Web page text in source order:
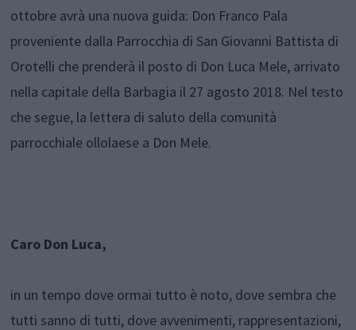
ottobre avrà una nuova guida: Don Franco Pala
proveniente dalla Parrocchia di San Giovanni Battista di
Orotelli che prenderà il posto di Don Luca Mele, arrivato
nella capitale della Barbagia il 27 agosto 2018. Nel testo
che segue, la lettera di saluto della comunità
parrocchiale ollolaese a Don Mele.
Caro Don Luca,
in un tempo dove ormai tutto è noto, dove sembra che
tutti sanno di tutti, dove avvenimenti, rappresentazioni,